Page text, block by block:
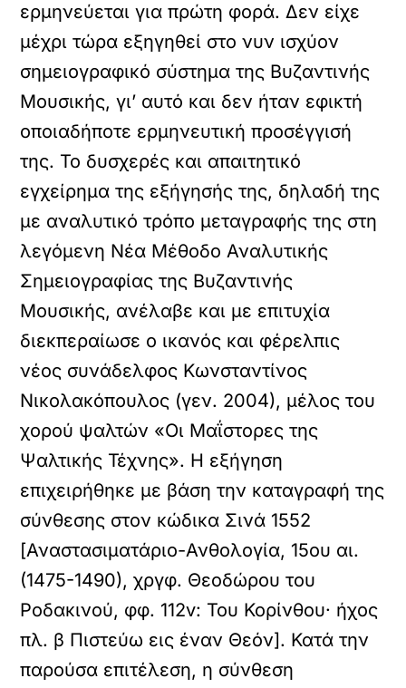
ερμηνεύεται για πρώτη φορά. Δεν είχε
μέχρι τώρα εξηγηθεί στο νυν ισχύον
σημειογραφικό σύστημα της Βυζαντινής
Μουσικής, γι’ αυτό και δεν ήταν εφικτή
οποιαδήποτε ερμηνευτική προσέγγισή
της. Το δυσχερές και απαιτητικό
εγχείρημα της εξήγησής της, δηλαδή της
με αναλυτικό τρόπο μεταγραφής της στη
λεγόμενη Νέα Μέθοδο Αναλυτικής
Σημειογραφίας της Βυζαντινής
Μουσικής, ανέλαβε και με επιτυχία
διεκπεραίωσε ο ικανός και φέρελπις
νέος συνάδελφος Κωνσταντίνος
Νικολακόπουλος (γεν. 2004), μέλος του
χορού ψαλτών «Οι Μαΐστορες της
Ψαλτικής Τέχνης». Η εξήγηση
επιχειρήθηκε με βάση την καταγραφή της
σύνθεσης στον κώδικα Σινά 1552
[Αναστασιματάριο-Ανθολογία, 15ου αι.
(1475-1490), χργφ. Θεοδώρου του
Ροδακινού, φφ. 112v: Του Κορίνθου· ήχος
πλ. β Πιστεύω εις έναν Θεόν]. Κατά την
παρούσα επιτέλεση, η σύνθεση